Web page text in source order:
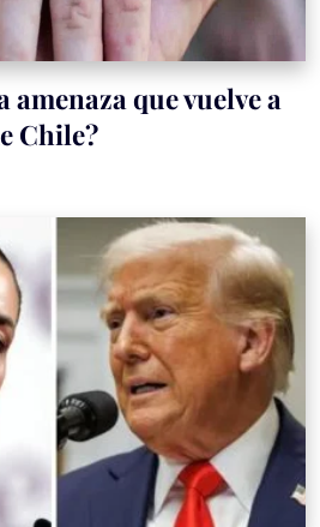
amenaza que vuelve a
Chile?